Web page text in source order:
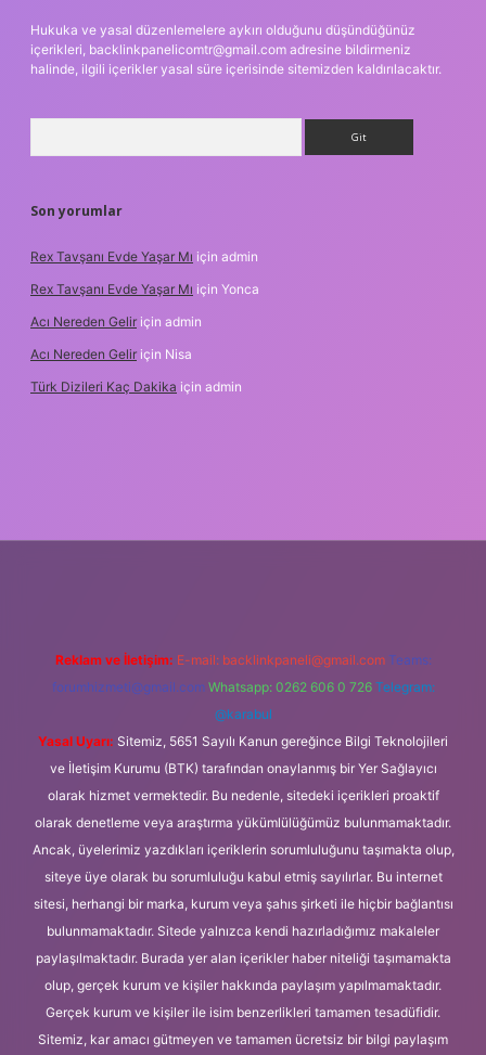
Hukuka ve yasal düzenlemelere aykırı olduğunu düşündüğünüz
içerikleri, backlinkpanelicomtr@gmail.com adresine bildirmeniz
halinde, ilgili içerikler yasal süre içerisinde sitemizden kaldırılacaktır.
Son yorumlar
Rex Tavşanı Evde Yaşar Mı için admin
Rex Tavşanı Evde Yaşar Mı için Yonca
Acı Nereden Gelir için admin
Acı Nereden Gelir için Nisa
Türk Dizileri Kaç Dakika için admin
Reklam ve İletişim: E-mail: backlinkpaneli@gmail.com Teams:
forumhizmeti@gmail.com Whatsapp: 0262 606 0 726 Telegram:
@karabul
Yasal Uyarı: Sitemiz, 5651 Sayılı Kanun gereğince Bilgi Teknolojileri
ve İletişim Kurumu (BTK) tarafından onaylanmış bir Yer Sağlayıcı
olarak hizmet vermektedir. Bu nedenle, sitedeki içerikleri proaktif
olarak denetleme veya araştırma yükümlülüğümüz bulunmamaktadır.
Ancak, üyelerimiz yazdıkları içeriklerin sorumluluğunu taşımakta olup,
siteye üye olarak bu sorumluluğu kabul etmiş sayılırlar. Bu internet
sitesi, herhangi bir marka, kurum veya şahıs şirketi ile hiçbir bağlantısı
bulunmamaktadır. Sitede yalnızca kendi hazırladığımız makaleler
paylaşılmaktadır. Burada yer alan içerikler haber niteliği taşımamakta
olup, gerçek kurum ve kişiler hakkında paylaşım yapılmamaktadır.
Gerçek kurum ve kişiler ile isim benzerlikleri tamamen tesadüfidir.
Sitemiz, kar amacı gütmeyen ve tamamen ücretsiz bir bilgi paylaşım